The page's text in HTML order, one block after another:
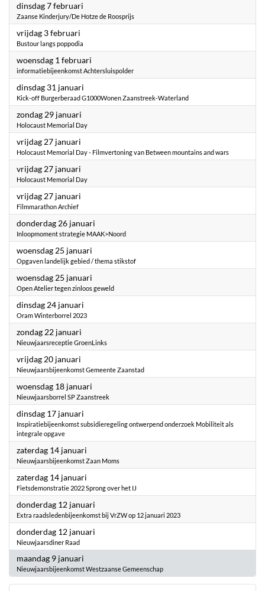
dinsdag 7 februari
Zaanse Kinderjury/De Hotze de Roosprijs
vrijdag 3 februari
Bustour langs poppodia
woensdag 1 februari
informatiebijeenkomst Achtersluispolder
dinsdag 31 januari
Kick-off Burgerberaad G1000Wonen Zaanstreek-Waterland
zondag 29 januari
Holocaust Memorial Day
vrijdag 27 januari
Holocaust Memorial Day - Filmvertoning van Between mountains and wars
vrijdag 27 januari
Holocaust Memorial Day
vrijdag 27 januari
Filmmarathon Archief
donderdag 26 januari
Inloopmoment strategie MAAK>Noord
woensdag 25 januari
Opgaven landelijk gebied / thema stikstof
woensdag 25 januari
Open Atelier tegen zinloos geweld
dinsdag 24 januari
Oram Winterborrel 2023
zondag 22 januari
Nieuwjaarsreceptie GroenLinks
vrijdag 20 januari
Nieuwjaarsbijeenkomst Gemeente Zaanstad
woensdag 18 januari
Nieuwjaarsborrel SP Zaanstreek
dinsdag 17 januari
Inspiratiebijeenkomst subsidieregeling ontwerpend onderzoek Mobiliteit als
integrale opgave
zaterdag 14 januari
Nieuwjaarsbijeenkomst Zaan Moms
zaterdag 14 januari
Fietsdemonstratie 2022 Sprong over het IJ
donderdag 12 januari
Extra raadsledenbijeenkomst bij VrZW op 12 januari 2023
donderdag 12 januari
Nieuwjaarsdiner Raad
maandag 9 januari
Nieuwjaarsbijeenkomst Westzaanse Gemeenschap